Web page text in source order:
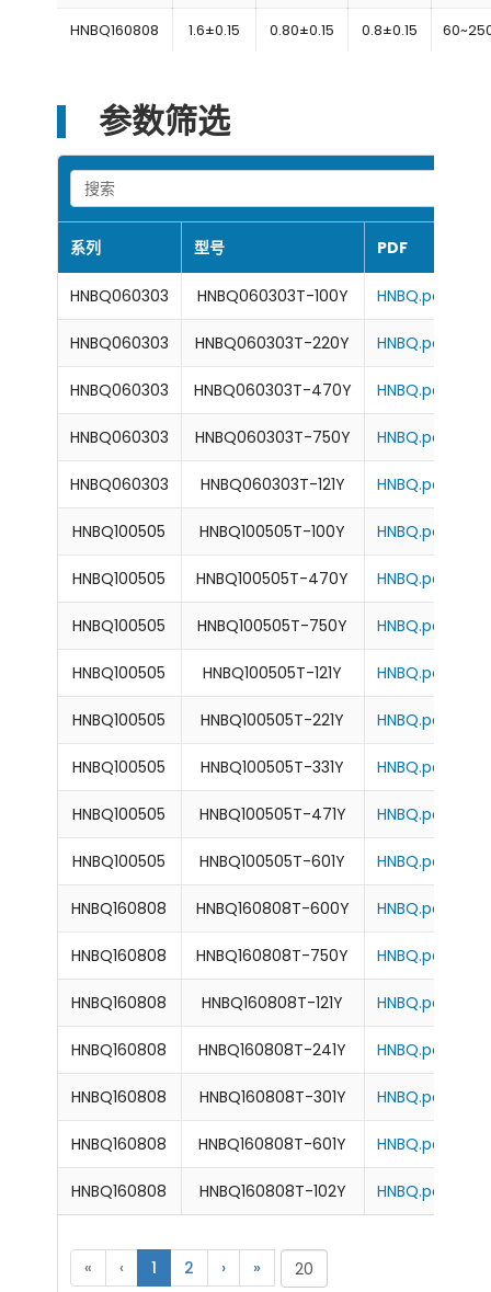
HNBQ160808 1.6±0.15 0.80±0.15 0.8±0.15
参数筛选
Search
系列 型号 PDF
HNBQ060303 HNBQ060303T-100Y HNBQ.pdf
HNBQ060303 HNBQ060303T-220Y HNBQ.pdf
HNBQ060303 HNBQ060303T-470Y HNBQ.pdf
HNBQ060303 HNBQ060303T-750Y HNBQ.pdf
HNBQ060303 HNBQ060303T-121Y HNBQ.pdf
HNBQ100505 HNBQ100505T-100Y HNBQ.pdf
HNBQ100505 HNBQ100505T-470Y HNBQ.pdf
HNBQ100505 HNBQ100505T-750Y HNBQ.pdf
HNBQ100505 HNBQ100505T-121Y HNBQ.pdf
HNBQ100505 HNBQ100505T-221Y HNBQ.pdf
HNBQ100505 HNBQ100505T-331Y HNBQ.pdf
HNBQ100505 HNBQ100505T-471Y HNBQ.pdf
HNBQ100505 HNBQ100505T-601Y HNBQ.pdf
HNBQ160808 HNBQ160808T-600Y HNBQ.pdf
HNBQ160808 HNBQ160808T-750Y HNBQ.pdf
HNBQ160808 HNBQ160808T-121Y HNBQ.pdf
HNBQ160808 HNBQ160808T-241Y HNBQ.pdf
HNBQ160808 HNBQ160808T-301Y HNBQ.pdf
HNBQ160808 HNBQ160808T-601Y HNBQ.pdf
HNBQ160808 HNBQ160808T-102Y HNBQ.pdf
« ‹ 1 2 › »